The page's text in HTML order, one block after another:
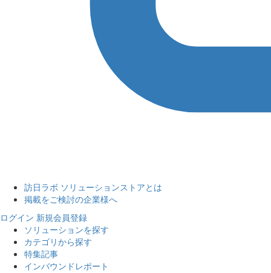
訪日ラボ ソリューションストアとは
掲載をご検討の企業様へ
ログイン 新規会員登録
ソリューションを探す
カテゴリから探す
特集記事
インバウンドレポート